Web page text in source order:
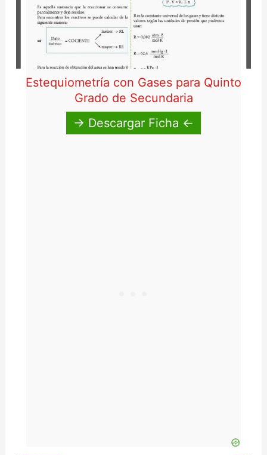
Estequiometría con Gases para Quinto
Grado de Secundaria
→ Descargar Ficha ←